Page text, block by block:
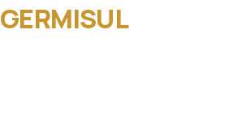
GERMISUL